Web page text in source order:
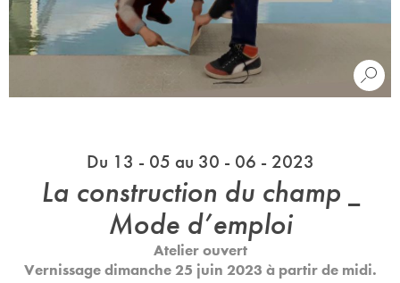
Du 13 - 05 au 30 - 06 - 2023
La construction du champ _
Mode d’emploi
Atelier ouvert
Vernissage dimanche 25 juin 2023 à partir de midi.